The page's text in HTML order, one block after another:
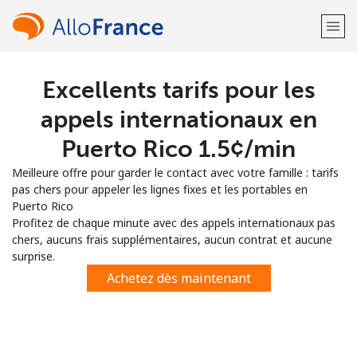
Bienvenue!
Vous avez déjà un compte?
S'enregistrer avec
ou
Excellents tarifs pour les
appels internationaux en
Puerto Rico ⁦1.5¢⁩/min
Meilleure offre pour garder le contact avec votre famille : tarifs
pas chers pour appeler les lignes fixes et les portables en
Puerto Rico
Profitez de chaque minute avec des appels internationaux pas
chers, aucuns frais supplémentaires, aucun contrat et aucune
surprise.
Achetez dès maintenant